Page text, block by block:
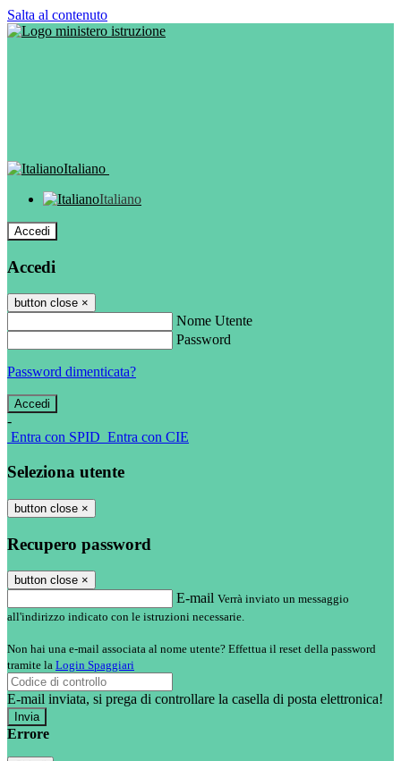
Salta al contenuto
Italiano
Italiano
Accedi
Accedi
button close ×
Nome Utente
Password
Password dimenticata?
-
Entra con SPID Entra con CIE
Seleziona utente
button close ×
Recupero password
button close ×
E-mail Verrà inviato un messaggio
all'indirizzo indicato con le istruzioni necessarie.
Non hai una e-mail associata al nome utente? Effettua il reset della password
tramite la Login Spaggiari
E-mail inviata, si prega di controllare la casella di posta elettronica!
Errore